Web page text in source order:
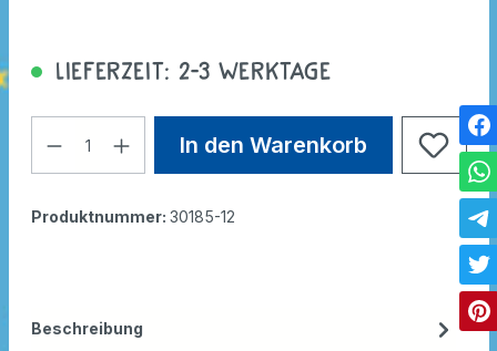
Lieferzeit: 2-3 Werktage
In den Warenkorb
Produktnummer: 30185-12
Beschreibung